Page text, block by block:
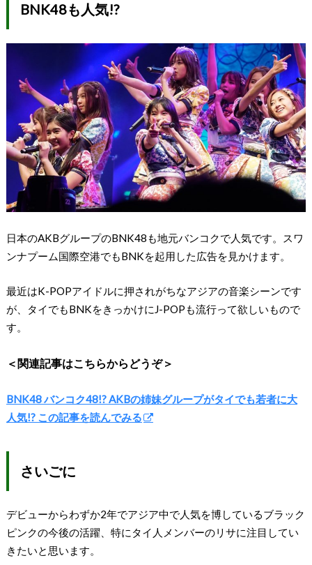
BNK48も人気!?
日本のAKBグループのBNK48も地元バンコクで人気です。スワ
ンナプーム国際空港でもBNKを起用した広告を見かけます。
最近はK-POPアイドルに押されがちなアジアの音楽シーンです
が、タイでもBNKをきっかけにJ-POPも流行って欲しいもので
す。
＜関連記事はこちらからどうぞ＞
BNK48 バンコク48!? AKBの姉妹グループがタイでも若者に大
人気!? この記事を読んでみる
さいごに
デビューからわずか2年でアジア中で人気を博しているブラック
ピンクの今後の活躍、特にタイ人メンバーのリサに注目してい
きたいと思います。